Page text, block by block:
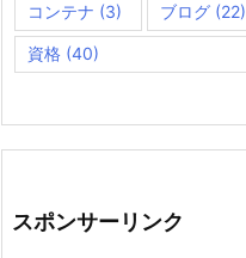
コンテナ (3) ブログ(22)
資格 (40)
スポンサーリンク